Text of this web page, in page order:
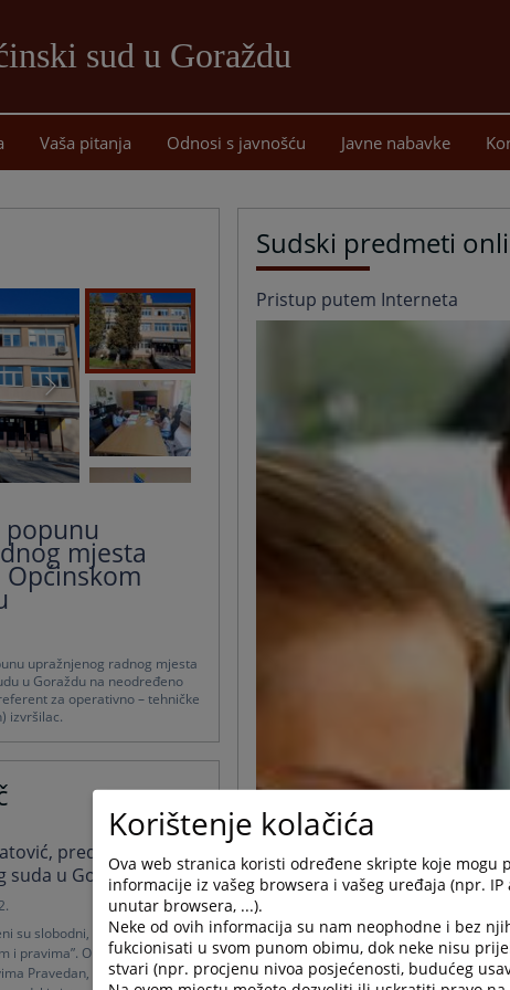
sud u Goraždu
sadržaj
Vaša pitanja Odnosi s javnošću Javne nabavke
popunu
mjesta
upražnjenog radnog mjesta
u Goraždu na neodređeno
za operativno – tehničke
izvršilac.
predsjednica
suda u Goraždu
su slobodni, sa jednakim
i pravima”. Opća deklaracija o
Pravedan, efikasan i
Sudski predmeti
Pristup putem Interneta
Korištenje kolačića
Ova web stranica koristi određene skripte koje
informacije iz vašeg browsera i vašeg uređaja (npr.
unutar browsera, ...).
Neke od ovih informacija su nam neophodne i bez
fukcionisati u svom punom obimu, dok neke nisu
stvari (npr. procjenu nivoa posjećenosti, budućeg